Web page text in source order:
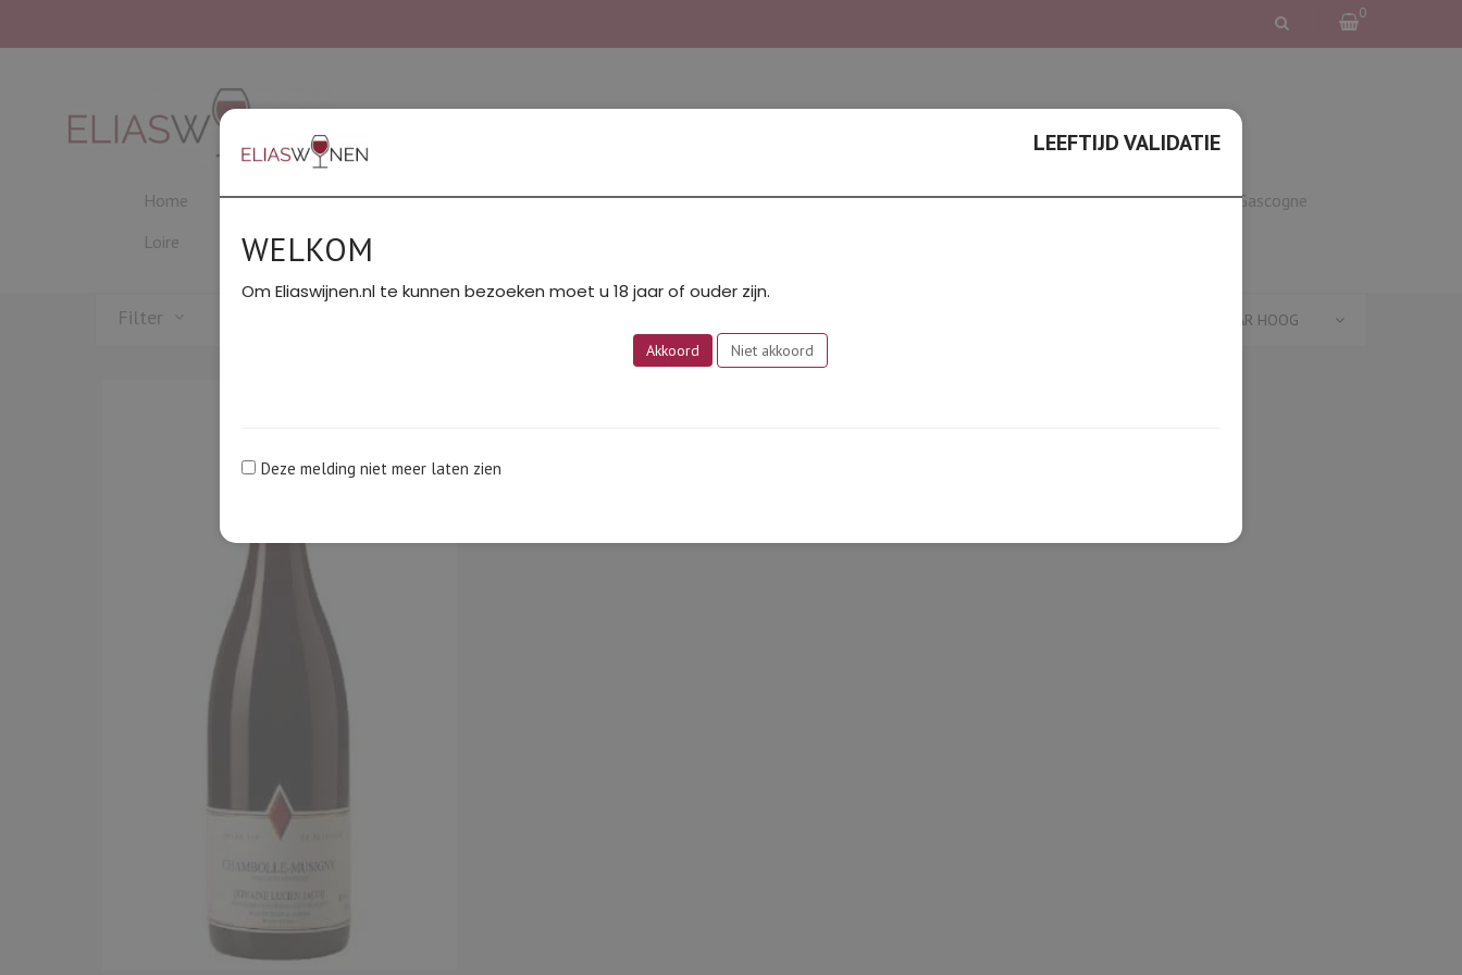
0
Home Beaujolais Bordeaux Champagne & Bubbels Bourgogne Bugey Dessertwijn Elzas
Languedoc & Gascogne
Loire
PROEVERIJEN
Filter SORTEER OP PRIJS: LAAG NAAR HOOG
LEEFTIJD VALIDATIE
WELKOM
Om Eliaswijnen.nl te kunnen bezoeken moet u 18 jaar of ouder zijn.
Akkoord Niet akkoord
Deze melding niet meer laten zien